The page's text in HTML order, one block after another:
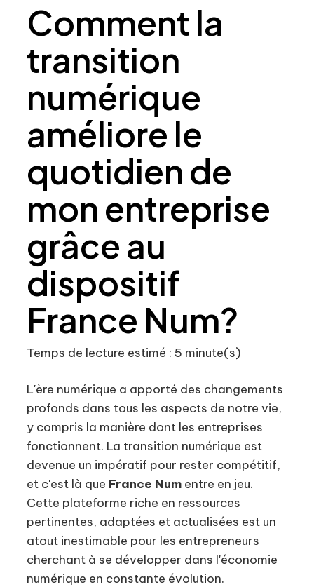
Comment la
transition
numérique
améliore le
quotidien de
mon entreprise
grâce au
dispositif
France Num?
Temps de lecture estimé : 5 minute(s)
L'ère numérique a apporté des changements
profonds dans tous les aspects de notre vie,
y compris la manière dont les entreprises
fonctionnent. La transition numérique est
devenue un impératif pour rester compétitif,
et c'est là que France Num entre en jeu.
Cette plateforme riche en ressources
pertinentes, adaptées et actualisées est un
atout inestimable pour les entrepreneurs
cherchant à se développer dans l'économie
numérique en constante évolution.